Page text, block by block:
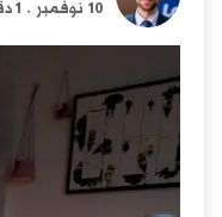
10 نوفمبر
. 1 دقيقة قراءة